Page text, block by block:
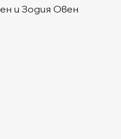
и Зодия Овен